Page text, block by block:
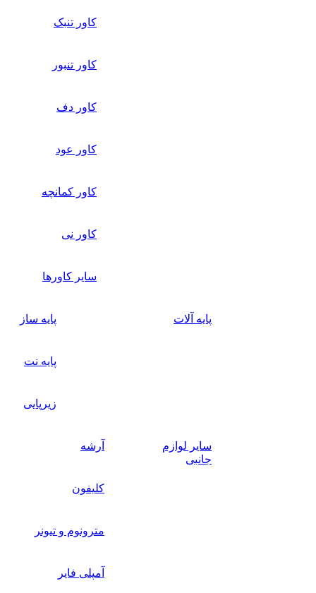
کاور تنبک
کاور تنبور
کاور دف
کاور عود
کاور کمانچه
کاور نی
سایر کاورها
پایه آلات پایه ساز
پایه نت
زیرپایی
سایر لوازم
جانبی
آرشه
کلیفون
مترونوم و تیونر
آمپلی فایر